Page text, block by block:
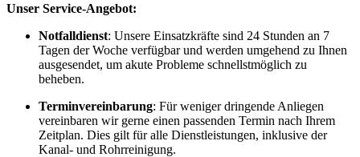
Unser Service-Angebot:
Notfalldienst: Unsere Einsatzkräfte sind 24 Stunden an 7
Tagen der Woche verfügbar und werden umgehend zu Ihnen
ausgesendet, um akute Probleme schnellstmöglich zu
beheben.
Terminvereinbarung: Für weniger dringende Anliegen
vereinbaren wir gerne einen passenden Termin nach Ihrem
Zeitplan. Dies gilt für alle Dienstleistungen, inklusive der
Kanal- und Rohrreinigung.